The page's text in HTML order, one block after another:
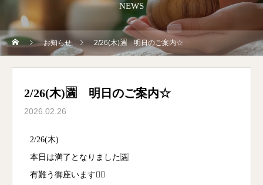
NEWS
お知らせ 2/26(木)🈵 明日のご案内☆
2/26(木)🈵 明日のご案内☆
2026.02.26
2/26(木)
本日は満了となりました🈵
有難う御座います🙇‍♀️